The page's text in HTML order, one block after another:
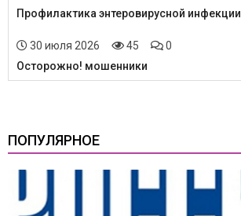
ПОПУЛЯРНОЕ
Профилактика энтеровирусной инфекции
30 июля 2026 45
0
Осторожно! мошенники